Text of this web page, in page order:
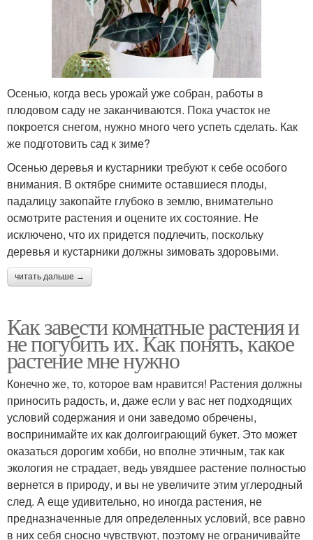
Осенью, когда весь урожай уже собран, работы в
плодовом саду не заканчиваются. Пока участок не
покроется снегом, нужно много чего успеть сделать. Как
же подготовить сад к зиме?
Осенью деревья и кустарники требуют к себе особого
внимания. В октябре снимите оставшиеся плоды,
падалицу закопайте глубоко в землю, внимательно
осмотрите растения и оцените их состояние. Не
исключено, что их придется подлечить, поскольку
деревья и кустарники должны зимовать здоровыми.
читать дальше →
Как завести комнатные растения и
не погубить их. Как понять, какое
растение мне нужно
Конечно же, то, которое вам нравится! Растения должны
приносить радость, и, даже если у вас нет подходящих
условий содержания и они заведомо обречены,
воспринимайте их как долгоиграющий букет. Это может
оказаться дорогим хобби, но вполне этичным, так как
экология не страдает, ведь увядшее растение полностью
вернется в природу, и вы не увеличите этим углеродный
след. А еще удивительно, но иногда растения, не
предназначенные для определенных условий, все равно
в них себя сносно чувствуют, поэтому не ограничивайте